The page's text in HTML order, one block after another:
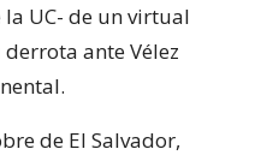
UC- de un virtual
ante Vélez
de El Salvador,